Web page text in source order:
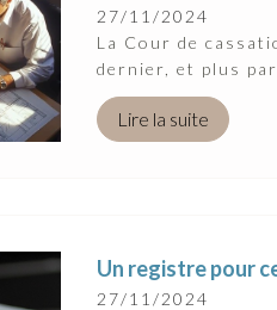
27/11/2024
La Cour de
dernier, et plus
Lire la suite
Un registre pour
27/11/2024